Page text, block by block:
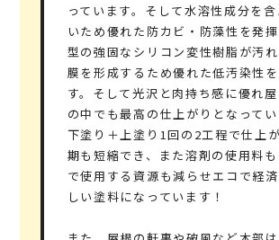
っています。そして水溶性成分を
いため優れた防カビ・防藻性を発
型の強固なシリコン変性樹脂が汚
膜を形成するため優れた低汚染性
す。そして光沢と肉持ち感に優れ
の中でも最高の仕上がりとなってい
下塗り＋上塗り1回の2工程で仕上
期も短縮でき、また溶剤の使用料
で使用する資源も減らせエコで経
しい塗料になっています！